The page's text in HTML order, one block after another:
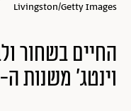
Livingston/Getty Images
החיים בשחור
וינטג' משנות ה-90